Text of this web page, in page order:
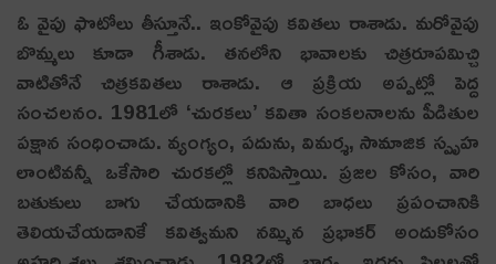
ఓ వైపు ఫొటోలు తీస్తూనే.. ఇంకోవైపు కవితలు రాశాడు. మరోవైపు
బొమ్మలు కూడా గీశాడు. తనలోని భావాలకు చిత్రరూపమిచ్చి
వాటితోనే చిత్రకవితలు రాశాడు. ఆ ప్రక్రియ అప్పట్లో పెద్ద
సంచలనం. 1981లో ‘చురకలు’ కవితా సంకలనాలను పీడితుల
పక్షాన సంధించాడు. వ్యంగ్యం, పదును, విమర్శ, సామాజిక స్పృహ
లాంటివన్నీ ఒకేసారి చురకల్లో కనిపిస్తాయి. ప్రజల కోసం, వారి
బతుకులు బాగు చేయడానికి వారి బాధలు ప్రపంచానికి
తెలియచేయడానికే కవిత్వమని నమ్మిన ప్రభాకర్ అందుకోసం